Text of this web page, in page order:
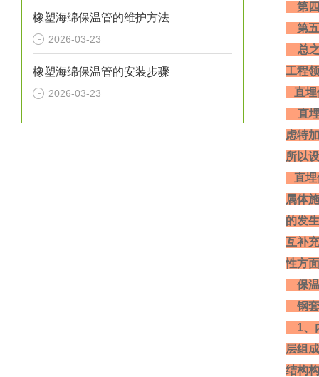
橡塑海绵保温管的维护方法
2026-03-23
橡塑海绵保温管的安装步骤
2026-03-23
第四
第五
总之
工程
直埋
直埋
虑特
所以
直埋
属体
的发
互补
性方
保
钢套
1、
层组
结构